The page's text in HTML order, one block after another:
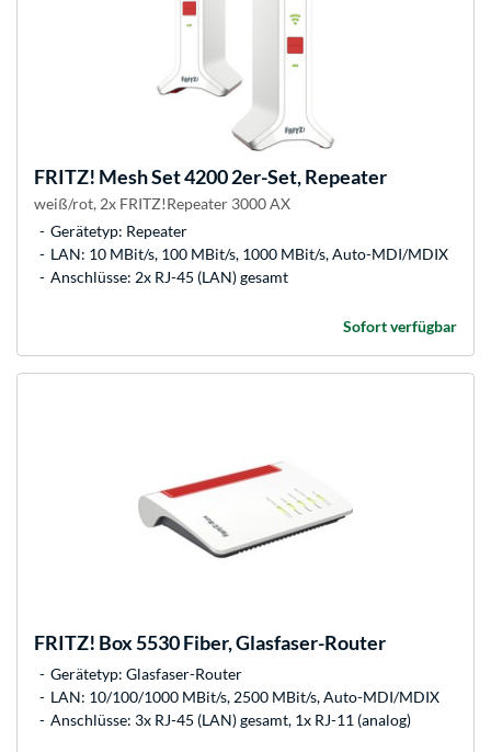
FRITZ! Mesh Set 4200 2er-Set, Repeater
weiß/rot, 2x FRITZ!Repeater 3000 AX
Gerätetyp: Repeater
LAN: 10 MBit/s, 100 MBit/s, 1000 MBit/s, Auto-MDI/MDIX
Anschlüsse: 2x RJ-45 (LAN) gesamt
Sofort verfügbar
FRITZ! Box 5530 Fiber, Glasfaser-Router
Gerätetyp: Glasfaser-Router
LAN: 10/100/1000 MBit/s, 2500 MBit/s, Auto-MDI/MDIX
Anschlüsse: 3x RJ-45 (LAN) gesamt, 1x RJ-11 (analog)